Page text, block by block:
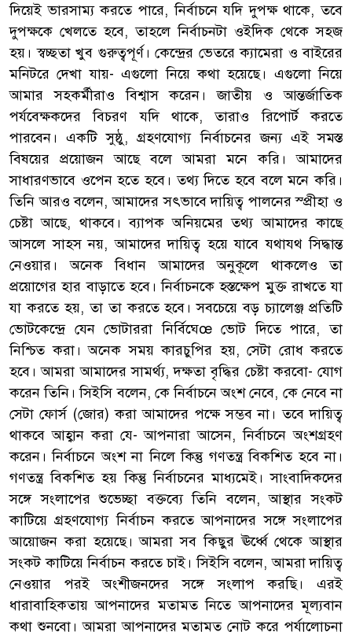
দিয়েই ভারসাম্য করতে পারে, নির্বাচনে যদি দুপক্ষ থাকে, তবে
দুপক্ষকে খেলতে হবে, তাহলে নির্বাচনটা ওইদিক থেকে সহজ
হয়। স্বচ্ছতা খুব গুরুত্বপূর্ণ। কেন্দ্রের ভেতরে ক্যামেরা ও বাইরের
মনিটরে দেখা যায়- এগুলো নিয়ে কথা হয়েছে। এগুলো নিয়ে
আমার সহকর্মীরাও বিশ্বাস করেন। জাতীয় ও আন্তর্জাতিক
পর্যবেক্ষকদের বিচরণ যদি থাকে, তারাও রিপোর্ট করতে
পারবেন। একটি সুষ্ঠু, গ্রহণযোগ্য নির্বাচনের জন্য এই সমস্ত
বিষয়ের প্রয়োজন আছে বলে আমরা মনে করি। আমাদের
সাধারণভাবে ওপেন হতে হবে। তথ্য দিতে হবে বলে মনে করি।
তিনি আরও বলেন, আমাদের সৎভাবে দায়িত্ব পালনের স্প্রীহা ও
চেষ্টা আছে, থাকবে। ব্যাপক অনিয়মের তথ্য আমাদের কাছে
আসলে সাহস নয়, আমাদের দায়িত্ব হয়ে যাবে যথাযথ সিদ্ধান্ত
নেওয়ার। অনেক বিধান আমাদের অনুকূলে থাকলেও তা
প্রয়োগের হার বাড়াতে হবে। নির্বাচনকে হস্তক্ষেপ মুক্ত রাখতে যা
যা করতে হয়, তা তা করতে হবে। সবচেয়ে বড় চ্যালেঞ্জ প্রতিটি
ভোটকেন্দ্রে যেন ভোটাররা নির্বিঘেœ ভোট দিতে পারে, তা
নিশ্চিত করা। অনেক সময় কারচুপির হয়, সেটা রোধ করতে
হবে। আমরা আমাদের সামর্থ্য, দক্ষতা বৃদ্ধির চেষ্টা করবো- যোগ
করেন তিনি। সিইসি বলেন, কে নির্বাচনে অংশ নেবে, কে নেবে না
সেটা ফোর্স (জোর) করা আমাদের পক্ষে সম্ভব না। তবে দায়িত্ব
থাকবে আহ্বান করা যে- আপনারা আসেন, নির্বাচনে অংশগ্রহণ
করেন। নির্বাচনে অংশ না নিলে কিন্তু গণতন্ত্র বিকশিত হবে না।
গণতন্ত্র বিকশিত হয় কিন্তু নির্বাচনের মাধ্যমেই। সাংবাদিকদের
সঙ্গে সংলাপের শুভেচ্ছা বক্তব্যে তিনি বলেন, আস্থার সংকট
কাটিয়ে গ্রহণযোগ্য নির্বাচন করতে আপনাদের সঙ্গে সংলাপের
আয়োজন করা হয়েছে। আমরা সব কিছুর ঊর্ধ্বে থেকে আস্থার
সংকট কাটিয়ে নির্বাচন করতে চাই। সিইসি বলেন, আমরা দায়িত্ব
নেওয়ার পরই অংশীজনদের সঙ্গে সংলাপ করছি। এরই
ধারাবাহিকতায় আপনাদের মতামত নিতে আপনাদের মূল্যবান
কথা শুনবো। আমরা আপনাদের মতামত নোট করে পর্যালোচনা